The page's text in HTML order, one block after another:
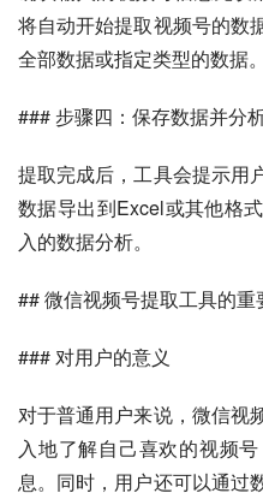
将自动开始提取视频号的数
全部数据或指定类型的数据。
### 步骤四：保存数据并分
提取完成后，工具会提示用
数据导出到Excel或其他格
入的数据分析。
## 微信视频号提取工具的重
### 对用户的意义
对于普通用户来说，微信视
入地了解自己喜欢的视频
息。同时，用户还可以通过